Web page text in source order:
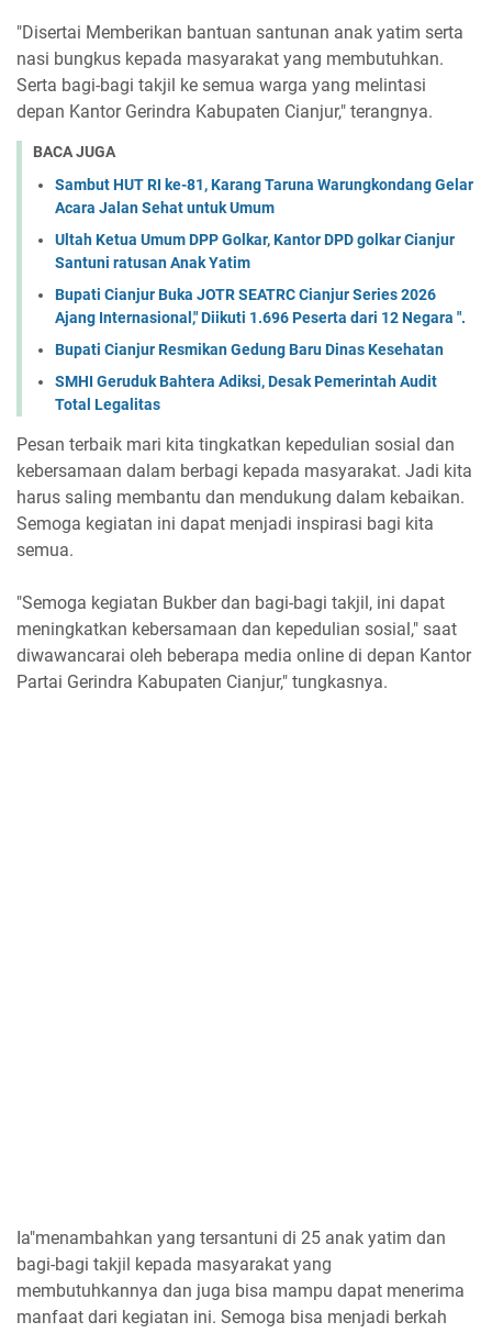
"Disertai Memberikan bantuan santunan anak yatim serta
nasi bungkus kepada masyarakat yang membutuhkan.
Serta bagi-bagi takjil ke semua warga yang melintasi
depan Kantor Gerindra Kabupaten Cianjur," terangnya.
BACA JUGA
Sambut HUT RI ke-81, Karang Taruna Warungkondang Gelar
Acara Jalan Sehat untuk Umum
Ultah Ketua Umum DPP Golkar, Kantor DPD golkar Cianjur
Santuni ratusan Anak Yatim
Bupati Cianjur Buka JOTR SEATRC Cianjur Series 2026
Ajang Internasional," Diikuti 1.696 Peserta dari 12 Negara ".
Bupati Cianjur Resmikan Gedung Baru Dinas Kesehatan
SMHI Geruduk Bahtera Adiksi, Desak Pemerintah Audit
Total Legalitas
Pesan terbaik mari kita tingkatkan kepedulian sosial dan
kebersamaan dalam berbagi kepada masyarakat. Jadi kita
harus saling membantu dan mendukung dalam kebaikan.
Semoga kegiatan ini dapat menjadi inspirasi bagi kita
semua.
"Semoga kegiatan Bukber dan bagi-bagi takjil, ini dapat
meningkatkan kebersamaan dan kepedulian sosial," saat
diwawancarai oleh beberapa media online di depan Kantor
Partai Gerindra Kabupaten Cianjur," tungkasnya.
Ia"menambahkan yang tersantuni di 25 anak yatim dan
bagi-bagi takjil kepada masyarakat yang
membutuhkannya dan juga bisa mampu dapat menerima
manfaat dari kegiatan ini. Semoga bisa menjadi berkah